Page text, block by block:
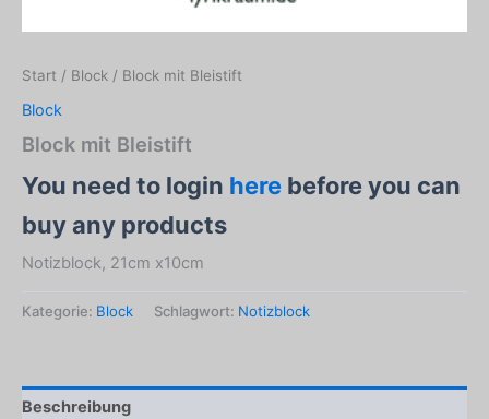
Start / Block / Block mit Bleistift
Block
Block mit Bleistift
You need to login here before you can
buy any products
Notizblock, 21cm x10cm
Kategorie: Block Schlagwort: Notizblock
Beschreibung